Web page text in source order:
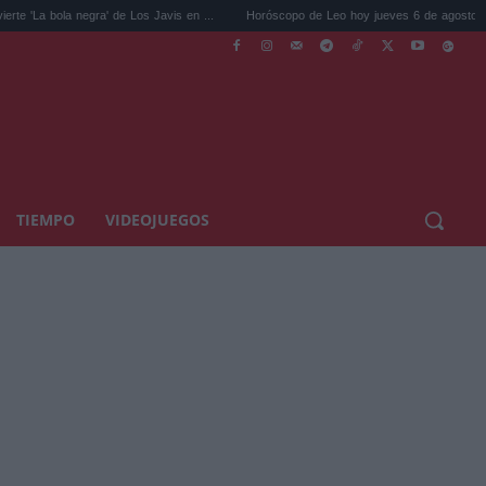
de Los Javis en ... Horóscopo de Leo hoy jueves 6 de agosto: tu intuic...
TIEMPO VIDEOJUEGOS